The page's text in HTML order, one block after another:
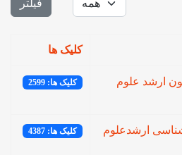
فیلتر
کلیک ها
ارشد علوم
کلیک ها: 2599
ارشدعلوم
کلیک ها: 4387